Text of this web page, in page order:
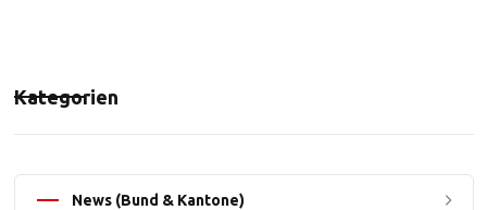
Kategorien
News (Bund & Kantone)